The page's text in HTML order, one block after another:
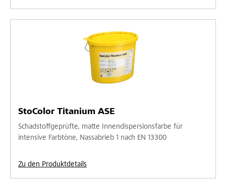
StoColor Titanium ASE
Schadstoffgeprüfte, matte Innendispersionsfarbe für
intensive Farbtöne, Nassabrieb 1 nach EN 13300
Zu den Produktdetails